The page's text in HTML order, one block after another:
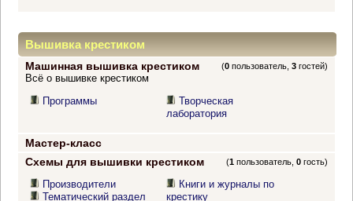
Вышивка крестиком
Машинная вышивка крестиком (0 пользователь,3 гостей)
Всё о вышивке крестиком
Программы
Творческая
лаборатория
Мастер-класс
Схемы для вышивки крестиком
(1 пользователь,0 гость)
Производители
Тематический раздел
Книги и журналы по
крестику